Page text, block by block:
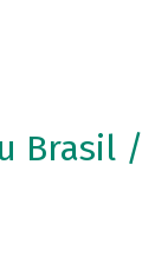
Brasil /